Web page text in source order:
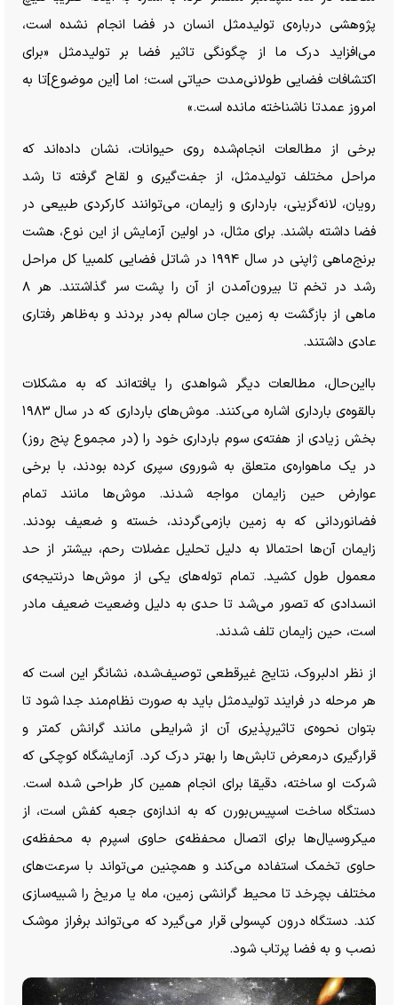
پژوهشی درباره‌ی تولیدمثل انسان در فضا انجام نشده است،
می‌افزاید درک ما از چگونگی تاثیر فضا بر تولیدمثل «برای
اکتشافات فضایی طولانی‌مدت حیاتی است؛ اما [این موضوع]تا به
امروز عمدتا ناشناخته مانده است.»
برخی از مطالعات انجام‌شده روی حیوانات، نشان داده‌اند که
مراحل مختلف تولیدمثل، از جفت‌گیری و لقاح گرفته تا رشد
رویان، لانه‌گزینی، بارداری و زایمان، می‌توانند کارکردی طبیعی در
فضا داشته باشند. برای مثال، در اولین آزمایش از این نوع، هشت
برنج‌ماهی ژاپنی در سال ۱۹۹۴ در شاتل فضایی کلمبیا کل مراحل
رشد در تخم تا بیرون‌آمدن از آن را پشت سر گذاشتند. هر ۸
ماهی از بازگشت به زمین جان سالم به‌در بردند و به‌ظاهر رفتاری
عادی داشتند.
بااین‌حال، مطالعات دیگر شواهدی را یافته‌اند که به مشکلات
بالقوه‌ی بارداری اشاره می‌کنند. موش‌های بارداری که در سال ۱۹۸۳
بخش زیادی از هفته‌ی سوم بارداری خود را (در مجموع پنج روز)
در یک ماهواره‌ی متعلق به شوروی سپری کرده بودند، با برخی
عوارض حین زایمان مواجه شدند. موش‌ها مانند تمام
فضانوردانی که به زمین بازمی‌گردند، خسته و ضعیف بودند.
زایمان آن‌ها احتمالا به دلیل تحلیل عضلات رحم، بیشتر از حد
معمول طول کشید. تمام توله‌های یکی از موش‌ها درنتیجه‌ی
انسدادی که تصور می‌شد تا حدی به دلیل وضعیت ضعیف مادر
است، حین زایمان تلف شدند.
از نظر ادلبروک، نتایج غیرقطعی توصیف‌شده، نشانگر این است که
هر مرحله در فرایند تولیدمثل باید به صورت نظام‌مند جدا شود تا
بتوان نحوه‌ی تاثیرپذیری آن از شرایطی مانند گرانش کمتر و
قرارگیری درمعرض تابش‌ها را بهتر درک کرد. آزمایشگاه کوچکی که
شرکت او ساخته، دقیقا برای انجام همین کار طراحی شده است.
دستگاه ساخت اسپیس‌بورن که به اندازه‌ی جعبه کفش است، از
میکروسیال‌ها برای اتصال محفظه‌ی حاوی اسپرم به محفظه‌ی
حاوی تخمک استفاده می‌کند و همچنین می‌تواند با سرعت‌های
مختلف بچرخد تا محیط گرانشی زمین، ماه یا مریخ را شبیه‌سازی
کند. دستگاه درون کپسولی قرار می‌گیرد که می‌تواند برفراز موشک
نصب و به فضا پرتاب شود.